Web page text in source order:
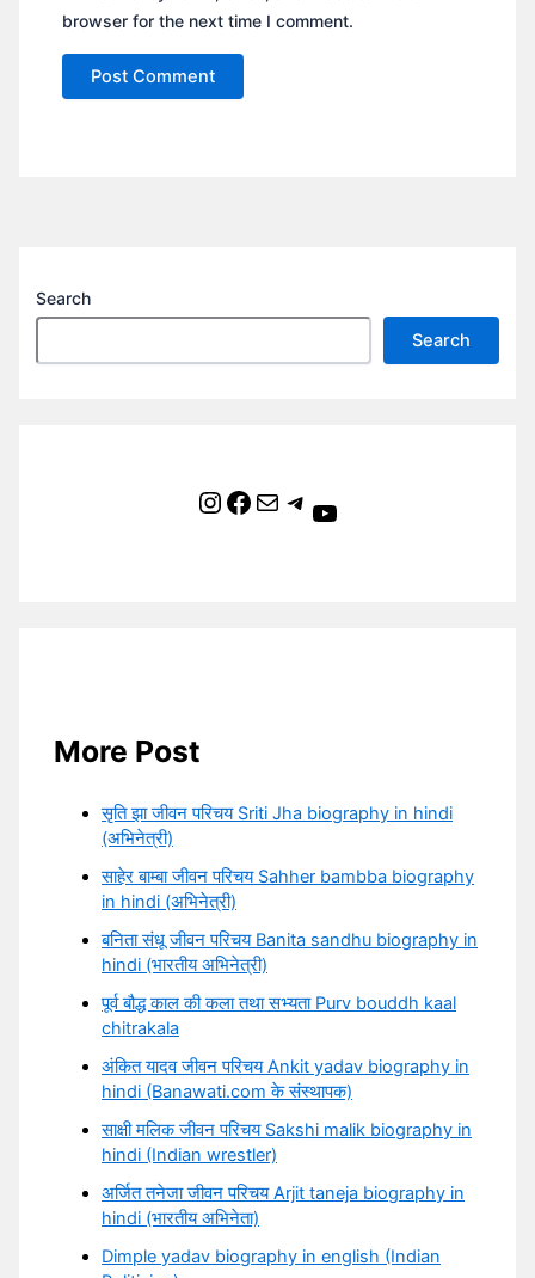
browser for the next time I comment.
Search
Search
Instagram Facebook Mail Telegram YouTube
More Post
सृति झा जीवन परिचय Sriti Jha biography in hindi
(अभिनेत्री)
साहेर बाम्बा जीवन परिचय Sahher bambba biography
in hindi (अभिनेत्री)
बनिता संधू जीवन परिचय Banita sandhu biography in
hindi (भारतीय अभिनेत्री)
पूर्व बौद्ध काल की कला तथा सभ्यता Purv bouddh kaal
chitrakala
अंकित यादव जीवन परिचय Ankit yadav biography in
hindi (Banawati.com के संस्थापक)
साक्षी मलिक जीवन परिचय Sakshi malik biography in
hindi (Indian wrestler)
अर्जित तनेजा जीवन परिचय Arjit taneja biography in
hindi (भारतीय अभिनेता)
Dimple yadav biography in english (Indian